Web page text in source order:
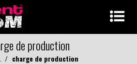
de production
charge de production